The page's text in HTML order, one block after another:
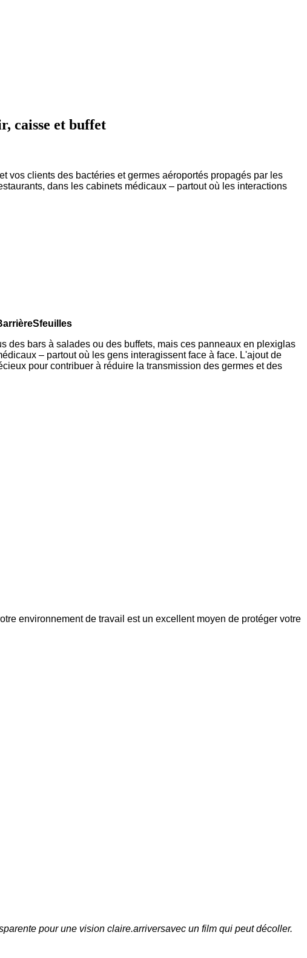
caisse et buffet
vos clients des bactéries et germes aéroportés propagés par les
dans les cabinets médicaux – partout où les interactions
arrièreSfeuilles
des bars à salades ou des buffets, mais ces panneaux en plexiglas
– partout où les gens interagissent face à face. L'ajout de
pour contribuer à réduire la transmission des germes et des
environnement de travail est un excellent moyen de protéger votre
pour une vision claire.arriversavec un film qui peut décoller.